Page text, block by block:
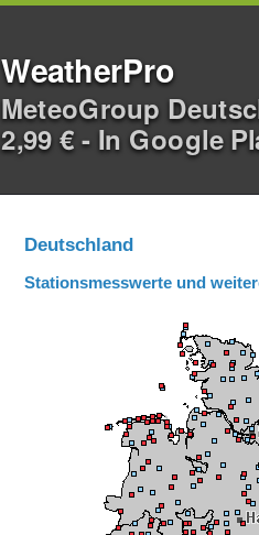
WeatherPro
MeteoGroup
2,99 € - In Google
Deutschland
Stationsmesswerte und